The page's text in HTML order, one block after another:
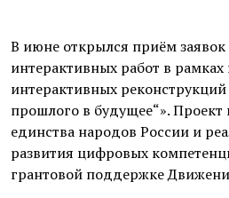
В июне открылся приём
интерактивных работ в
интерактивных реконструкций
прошлого в будущее“». Проект
единства народов России и
развития цифровых
грантовой поддержке